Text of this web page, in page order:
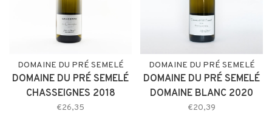
DOMAINE DU PRÉ SEMELÉ
DOMAINE DU PRÉ SEMELÉ
CHASSEIGNES 2018
€26,35
DOMAINE DU PRÉ SEMELÉ
DOMAINE DU PRÉ SEMELÉ
DOMAINE BLANC 2020
€20,39